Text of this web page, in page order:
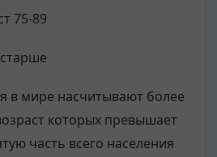
75-89
в мире насчитывают более
которых превышает
часть всего населения